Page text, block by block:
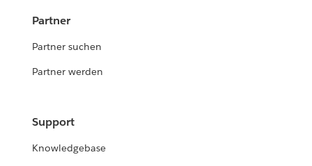
Partner
Partner suchen
Partner werden
Support
Knowledgebase